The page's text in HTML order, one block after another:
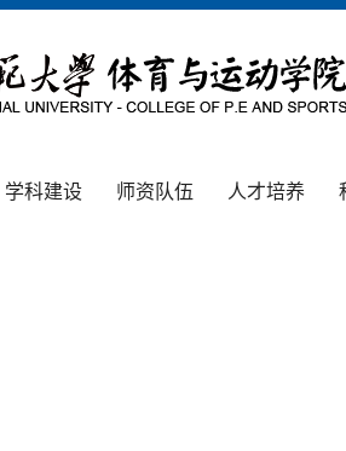
学科建设 师资队伍 人才培养